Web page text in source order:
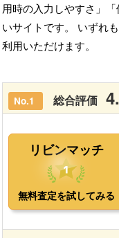
用時の入力しやすさ」
いサイトです。 いずれ
利用いただけます。